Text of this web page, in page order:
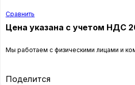
Сравнить
Цена указана с учетом НДС
Мы работаем с физическими лицами и
Поделится